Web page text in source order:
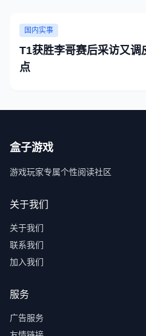
国内实事
T1获胜李哥赛后采访又调
点
盒子游戏
游戏玩家专属个性阅读社区
关于我们
关于我们
联系我们
加入我们
服务
广告服务